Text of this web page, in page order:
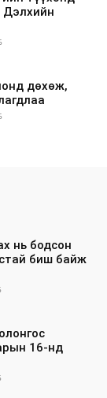
Дэлхийн
дөхөж,
нь бодсон
биш байж
16-нд